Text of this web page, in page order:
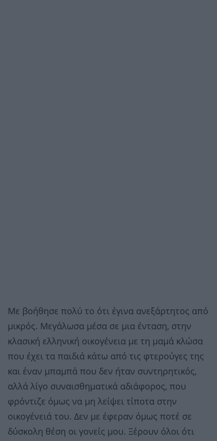
Με βοήθησε πολύ το ότι έγινα ανεξάρτητος από
μικρός. Μεγάλωσα μέσα σε μια ένταση, στην
κλασική ελληνική οικογένεια με τη μαμά κλώσα
που έχει τα παιδιά κάτω από τις φτερούγες της
και έναν μπαμπά που δεν ήταν συντηρητικός,
αλλά λίγο συναισθηματικά αδιάφορος, που
φρόντιζε όμως να μη λείψει τίποτα στην
οικογένειά του. Δεν με έφεραν όμως ποτέ σε
δύσκολη θέση οι γονείς μου. Ξέρουν όλοι ότι